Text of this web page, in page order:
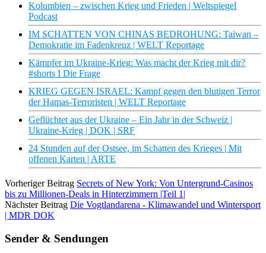
Kolumbien – zwischen Krieg und Frieden | Weltspiegel
Podcast
IM SCHATTEN VON CHINAS BEDROHUNG: Taiwan –
Demokratie im Fadenkreuz | WELT Reportage
Kämpfer im Ukraine-Krieg: Was macht der Krieg mit dir?
#shorts I Die Frage
KRIEG GEGEN ISRAEL: Kampf gegen den blutigen Terror
der Hamas-Terroristen | WELT Reportage
Geflüchtet aus der Ukraine – Ein Jahr in der Schweiz |
Ukraine-Krieg | DOK | SRF
24 Stunden auf der Ostsee, im Schatten des Krieges | Mit
offenen Karten | ARTE
Vorheriger Beitrag Secrets of New York: Von Untergrund-Casinos
bis zu Millionen-Deals in Hinterzimmern |Teil 1|
Nächster Beitrag Die Vogtlandarena - Klimawandel und Wintersport
| MDR DOK
Sender & Sendungen